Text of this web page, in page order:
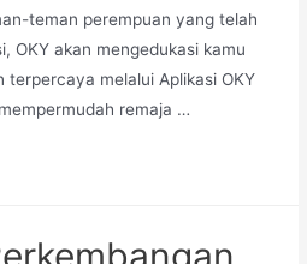
teman perempuan yang telah
OKY akan mengedukasi kamu
melalui Aplikasi OKY
remaja …